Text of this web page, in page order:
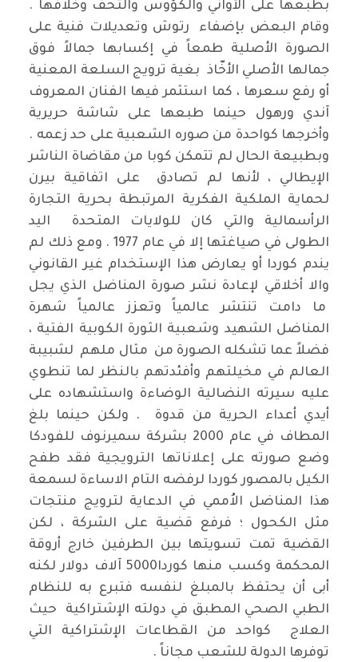
بطبعها على الأواني والكؤوس والتحف وخلافها .
وقام البعض بإضفاء رتوش وتعديلات فنية على
الصورة الأصلية طمعاً في إكسابها جمالاً فوق
جمالها الأصلي الأخّاذ بغية ترويج السلعة المعنية
أو رفع سعرها ، كما استثمر فيها الفنان المعروف
آندي ورهول حينما طبعها على شاشة حريرية
وأخرجها كواحدة من صوره الشعبية على حد زعمه .
وبطبيعة الحال لم تتمكن كوبا من مقاضاة الناشر
الإيطالي ، لأنها لم تصادق على اتفاقية بيرن
لحماية الملكية الفكرية المرتبطة بحرية التجارة
الرأسمالية والتي كان للولايات المتحدة اليد
الطولى في صياغتها إلا في عام 1977 . ومع ذلك لم
يندم كوردا أو يعارض هذا الإستخدام غير القانوني
والا أخلاقي لإعادة نشر صورة المناضل الذي يجل
ما دامت تنتشر عالمياً وتعزز عالمياً شهرة
المناضل الشهيد وشعبية الثورة الكوبية الفتية ،
فضلاً عما تشكله الصورة من مثال ملهم لشبيبة
العالم في مخيلتهم وأفئدتهم بالنظر لما تنطوي
عليه سيرته النضالية الوضاءة واستشهاده على
أيدي أعداء الحرية من قدوة . ولكن حينما بلغ
المطاف في عام 2000 بشركة سميرنوف للفودكا
وضع صورته على إعلاناتها الترويجية فقد طفح
الكيل بالمصور كوردا لرفضه التام الاساءة لسمعة
هذا المناضل الاُممي في الدعاية لترويج منتجات
مثل الكحول ؛ فرفع قضية على الشركة ، لكن
القضية تمت تسويتها بين الطرفين خارج أروقة
المحكمة وكسب منها كوردا5000 آلاف دولار لكنه
أبى أن يحتفظ بالمبلغ لنفسه فتبرع به للنظام
الطبي الصحي المطبق في دولته الإشتراكية حيث
العلاج كواحد من القطاعات الإشتراكية التي
توفرها الدولة للشعب مجاناً .